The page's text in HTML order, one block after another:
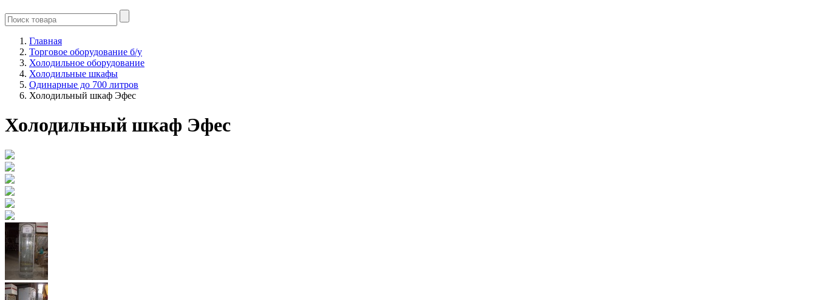
Главная
Торговое оборудование б/у
Холодильное оборудование
Холодильные шкафы
Одинарные до 700 литров
Холодильный шкаф Эфес
Холодильный шкаф Эфес